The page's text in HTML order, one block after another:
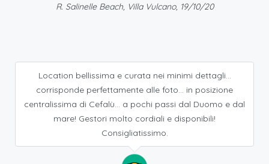
R. Salinelle Beach, Villa Vulcano, 19/10/20
Location bellissima e curata nei minimi dettagli...
corrisponde perfettamente alle foto... in posizione
centralissima di Cefalù... a pochi passi dal Duomo e dal
mare! Gestori molto cordiali e disponibili!
Consigliatissimo.